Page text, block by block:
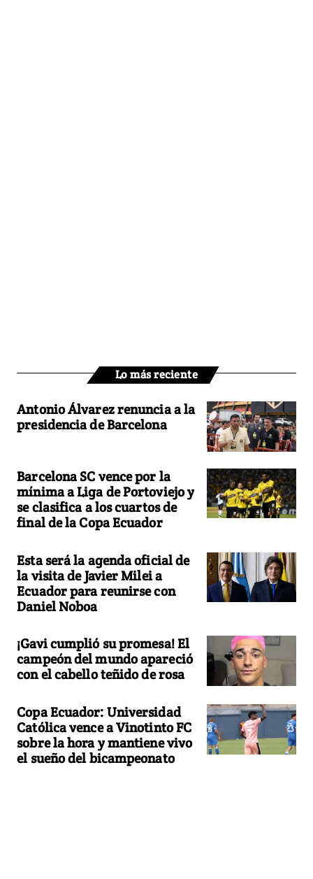
Lo más reciente
Antonio Álvarez renuncia a la
presidencia de Barcelona
Barcelona SC vence por la
mínima a Liga de Portoviejo y
se clasifica a los cuartos de
final de la Copa Ecuador
Esta será la agenda oficial de
la visita de Javier Milei a
Ecuador para reunirse con
Daniel Noboa
¡Gavi cumplió su promesa! El
campeón del mundo apareció
con el cabello teñido de rosa
Copa Ecuador: Universidad
Católica vence a Vinotinto FC
sobre la hora y mantiene vivo
el sueño del bicampeonato